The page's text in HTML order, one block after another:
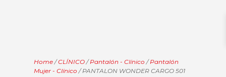
Home /CLÍNICO /Pantalón - Clínico /Pantalón
Mujer - Clínico / PANTALON WONDER CARGO 501